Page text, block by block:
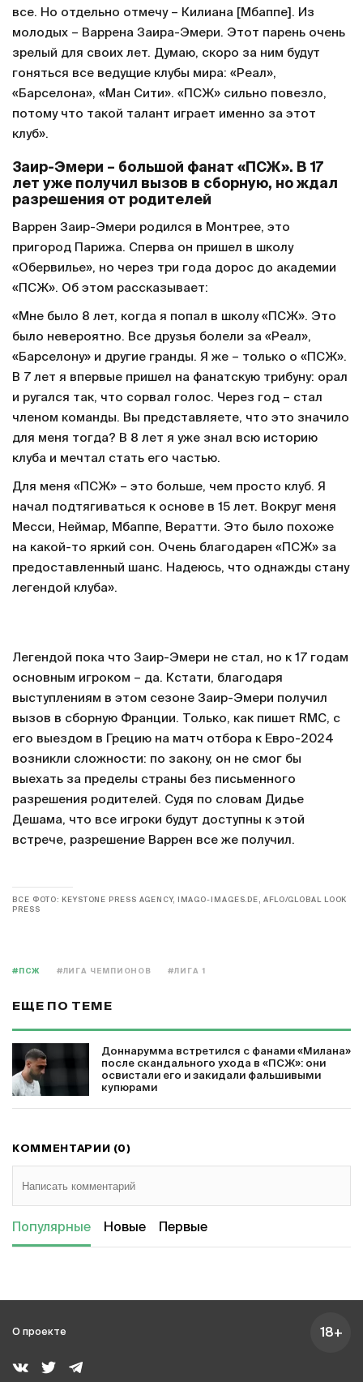
все. Но отдельно отмечу – Килиана [Мбаппе]. Из
молодых – Варрена Заира-Эмери. Этот парень очень
зрелый для своих лет. Думаю, скоро за ним будут
гоняться все ведущие клубы мира: «Реал»,
«Барселона», «Ман Сити». «ПСЖ» сильно повезло,
потому что такой талант играет именно за этот
клуб».
Заир-Эмери – большой фанат «ПСЖ». В 17
лет уже получил вызов в сборную, но ждал
разрешения от родителей
Варрен Заир-Эмери родился в Монтрее, это
пригород Парижа. Сперва он пришел в школу
«Обервилье», но через три года дорос до академии
«ПСЖ». Об этом рассказывает:
«Мне было 8 лет, когда я попал в школу «ПСЖ». Это
было невероятно. Все друзья болели за «Реал»,
«Барселону» и другие гранды. Я же – только о «ПСЖ».
В 7 лет я впервые пришел на фанатскую трибуну: орал
и ругался так, что сорвал голос. Через год – стал
членом команды. Вы представляете, что это значило
для меня тогда? В 8 лет я уже знал всю историю
клуба и мечтал стать его частью.
Для меня «ПСЖ» – это больше, чем просто клуб. Я
начал подтягиваться к основе в 15 лет. Вокруг меня
Месси, Неймар, Мбаппе, Вератти. Это было похоже
на какой-то яркий сон. Очень благодарен «ПСЖ» за
предоставленный шанс. Надеюсь, что однажды стану
легендой клуба».
Легендой пока что Заир-Эмери не стал, но к 17 годам
основным игроком – да. Кстати, благодаря
выступлениям в этом сезоне Заир-Эмери получил
вызов в сборную Франции. Только, как пишет RMC, с
его выездом в Грецию на матч отбора к Евро-2024
возникли сложности: по закону, он не смог бы
выехать за пределы страны без письменного
разрешения родителей. Судя по словам Дидье
Дешама, что все игроки будут доступны к этой
встрече, разрешение Варрен все же получил.
ВСЕ ФОТО: KEYSTONE PRESS AGENCY, IMAGO-IMAGES.DE, AFLO/GLOBAL LOOK
PRESS
#ПСЖ #ЛИГА ЧЕМПИОНОВ #ЛИГА 1
ЕЩЕ ПО ТЕМЕ
Доннарумма встретился с фанами «Милана»
после скандального ухода в «ПСЖ»: они
освистали его и закидали фальшивыми
купюрами
КОММЕНТАРИИ (0)
Популярные Новые Первые
О проекте 18+